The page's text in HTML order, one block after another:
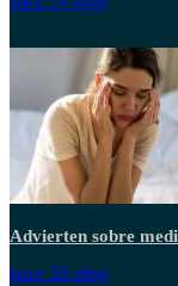
Advierten sobre
hace 20 años